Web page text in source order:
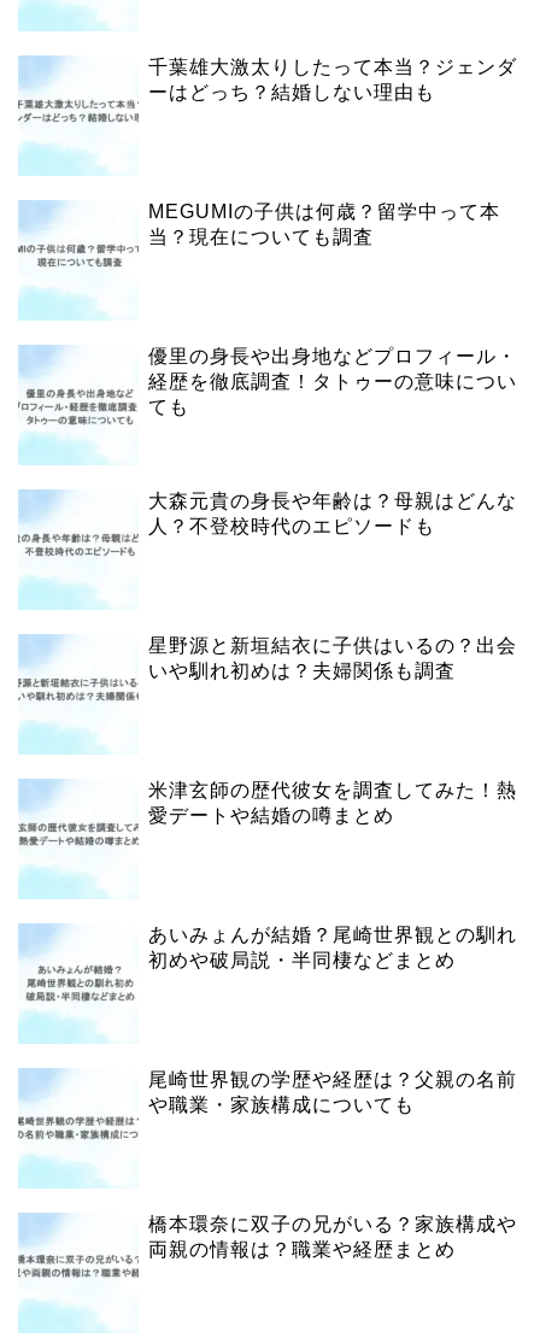
千葉雄大激太りしたって本当？ジェンダ
ーはどっち？結婚しない理由も
MEGUMIの子供は何歳？留学中って本
当？現在についても調査
優里の身長や出身地などプロフィール・
経歴を徹底調査！タトゥーの意味につい
ても
大森元貴の身長や年齢は？母親はどんな
人？不登校時代のエピソードも
星野源と新垣結衣に子供はいるの？出会
いや馴れ初めは？夫婦関係も調査
米津玄師の歴代彼女を調査してみた！熱
愛デートや結婚の噂まとめ
あいみょんが結婚？尾崎世界観との馴れ
初めや破局説・半同棲などまとめ
尾崎世界観の学歴や経歴は？父親の名前
や職業・家族構成についても
橋本環奈に双子の兄がいる？家族構成や
両親の情報は？職業や経歴まとめ